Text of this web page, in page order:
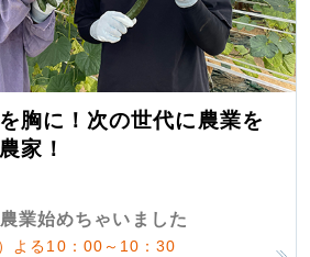
胸に！次の世代に農業を
家！
業始めちゃいました
よる10：00～10：30